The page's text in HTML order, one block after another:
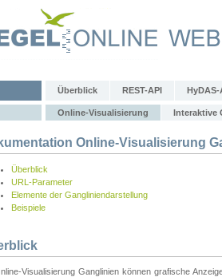
Überblick REST-API HyDAS-
Online-Visualisierung Interaktive
Online-Visualisierung
Überblick
URL-Parameter
Elemente der Gangliniendarstellung
Beispiele
Visualisierung Ganglinien können grafische